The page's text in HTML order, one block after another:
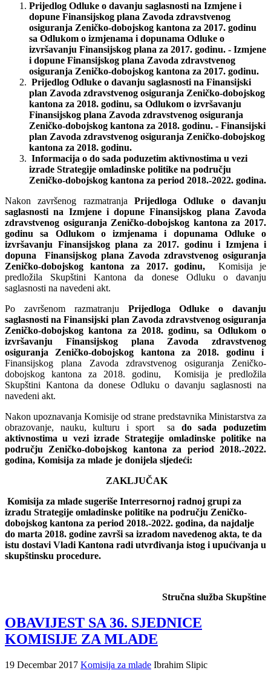
Prijedlog Odluke o davanju saglasnosti na Izmjene i
dopune Finansijskog plana Zavoda zdravstvenog
osiguranja Zeničko-dobojskog kantona za 2017. godinu
sa Odlukom o izmjenama i dopunama Odluke o
izvršavanju Finansijskog plana za 2017. godinu. - Izmjene
i dopune Finansijskog plana Zavoda zdravstvenog
osiguranja Zeničko-dobojskog kantona za 2017. godinu.
Prijedlog Odluke o davanju saglasnosti na Finansijski
plan Zavoda zdravstvenog osiguranja Zeničko-dobojskog
kantona za 2018. godinu, sa Odlukom o izvršavanju
Finansijskog plana Zavoda zdravstvenog osiguranja
Zeničko-dobojskog kantona za 2018. godinu. - Finansijski
plan Zavoda zdravstvenog osiguranja Zeničko-dobojskog
kantona za 2018. godinu.
Informacija o do sada poduzetim aktivnostima u vezi
izrade Strategije omladinske politike na području
Zeničko-dobojskog kantona za period 2018.-2022. godina.
Nakon završenog razmatranja Prijedloga Odluke o davanju
saglasnosti na Izmjene i dopune Finansijskog plana Zavoda
zdravstvenog osiguranja Zeničko-dobojskog kantona za 2017.
godinu sa Odlukom o izmjenama i dopunama Odluke o
izvršavanju Finansijskog plana za 2017. godinu i Izmjena i
dopuna Finansijskog plana Zavoda zdravstvenog osiguranja
Zeničko-dobojskog kantona za 2017. godinu, Komisija je
predložila Skupštini Kantona da donese Odluku o davanju
saglasnosti na navedeni akt.
Po završenom razmatranju Prijedloga Odluke o
davanju
saglasnosti na Finansijski plan Zavoda zdravstvenog osiguranja
Zeničko-dobojskog kantona za 2018.godinu,sa Odlukom o
izvršavanju Finansijskog plana Zavoda
zdravstvenog
osiguranja
Zeničko-dobojskog kantona za 2018. godinu
i
Finansijskog plana Zavoda zdravstvenog osiguranja Zeničko-
dobojskog kantona za 2018. godinu, Komisija je predložila
Skupštini Kantona da donese Odluku o davanju saglasnosti na
navedeni akt.
Nakon upoznavanja Komisije od strane predstavnika Ministarstva za
obrazovanje, nauku, kulturu i sport sa do sada
poduzetim
aktivnostima u vezi izrade Strategije omladinske politike na
području Zeničko-dobojskog kantona za period 2018.-2022.
godina, Komisija za mlade je donijela sljedeći:
ZAKLJUČAK
Komisija za mlade sugeriše Interresornoj radnoj grupi za
izradu Strategije omladinske politike na području Zeničko-
dobojskog kantona za period 2018.-2022. godina, da najdalje
do marta 2018. godine završi sa izradom navedenog akta, te da
istu dostavi Vladi Kantona radi utvrđivanja istog i upućivanja u
skupštinsku procedure.
Stručna služba Skupštine
OBAVIJEST SA 36. SJEDNICE
KOMISIJE ZA MLADE
19 Decembar 2017 Komisija za mlade Ibrahim Slipic